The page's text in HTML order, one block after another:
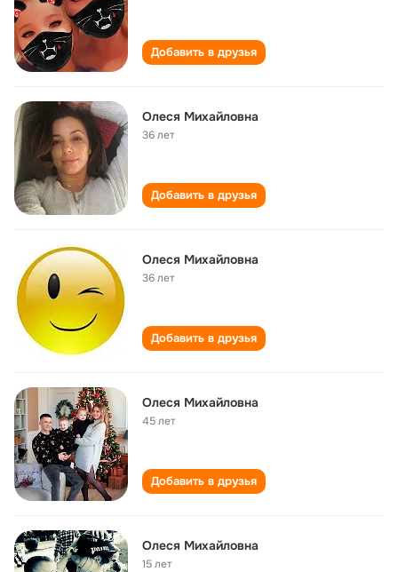
Добавить в друзья
Олеся Михайловна
36 лет
Добавить в друзья
Олеся Михайловна
36 лет
Добавить в друзья
Олеся Михайловна
45 лет
Добавить в друзья
Олеся Михайловна
15 лет